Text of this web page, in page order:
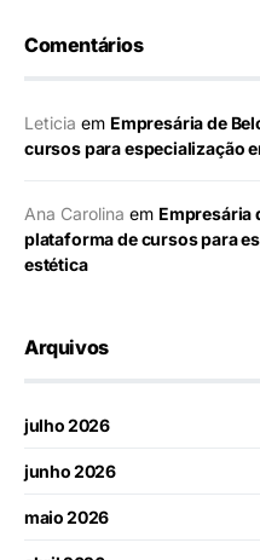
Comentários
Leticia em Empresária de
cursos para especialização
Ana Carolina em Empresária
plataforma de cursos para
estética
Arquivos
julho 2026
junho 2026
maio 2026